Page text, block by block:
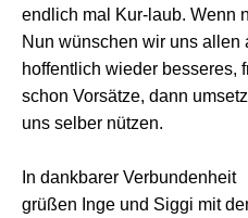
endlich mal Kur-laub. Wenn
Nun wünschen wir uns allen
hoffentlich wieder besseres,
schon Vorsätze, dann
uns selber nützen.
In dankbarer Verbundenheit
grüßen Inge und Siggi mit